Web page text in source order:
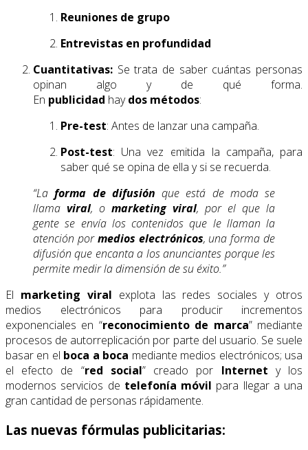
Reuniones de grupo
Entrevistas en profundidad
Cuantitativas: Se trata de saber cuántas personas
opinan algo y de qué forma.
En publicidad haydos métodos:
Pre-test: Antes de lanzar una campaña.
Post-test: Una vez emitida la campaña, para
saber qué se opina de ella y si se recuerda.
“Laforma de difusión que está de moda se
llama viral, o marketing viral, por el que la
gente se envía los contenidos que le llaman la
atención pormedios electrónicos, una forma de
difusión que encanta a los anunciantes porque les
permite medir la dimensión de su éxito.”
El marketing viral explota las redes sociales y otros
medios electrónicos para producir incrementos
exponenciales en “reconocimiento de marca” mediante
procesos de autorreplicación por parte del usuario. Se suele
basar en el boca a boca mediante medios electrónicos; usa
el efecto de “red social” creado por Internet y los
modernos servicios de telefonía móvil para llegar a una
gran cantidad de personas rápidamente.
Las nuevas fórmulas publicitarias: